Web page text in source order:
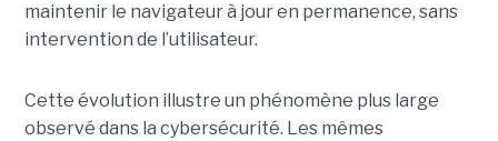
maintenir le navigateur à jour en permanence, sans
intervention de l’utilisateur.
Cette évolution illustre un phénomène plus large
observé dans la cybersécurité. Les mêmes